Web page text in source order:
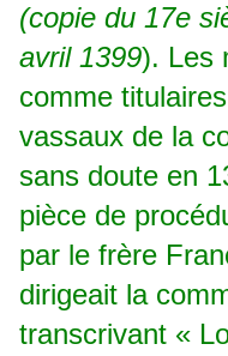
(copie du 17e
avril 1399). Les
comme
vassaux de la
sans doute en
pièce de
par le frère
dirigeait la
transcrivant «